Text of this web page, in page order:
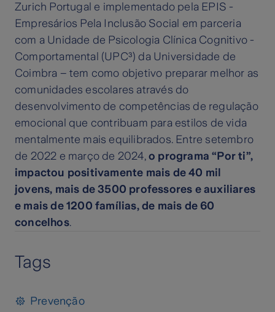
Zurich Portugal e implementado pela EPIS -
Empresários Pela Inclusão Social em parceria
com a Unidade de Psicologia Clínica Cognitivo -
Comportamental (UPC³) da Universidade de
Coimbra – tem como objetivo preparar melhor as
comunidades escolares através do
desenvolvimento de competências de regulação
emocional que contribuam para estilos de vida
mentalmente mais equilibrados. Entre setembro
de 2022 e março de 2024, o programa “Por ti”,
impactou positivamente mais de 40 mil
jovens, mais de 3500 professores e auxiliares
e mais de 1200 famílias, de mais de 60
concelhos.
Tags
Prevenção